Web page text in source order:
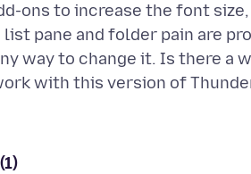
ons to increase the font
list pane and folder pain are
way to change it. Is there a